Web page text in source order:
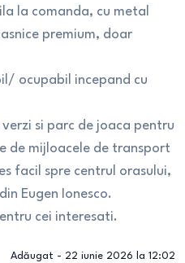
la comanda, cu metal
premium, doar
ocupabil incepand cu
si parc de joaca pentru
de mijloacele de transport
facil spre centrul orasului,
Eugen Ionesco.
cei interesati.
Adăugat - 22 iunie 2026 la 12:02